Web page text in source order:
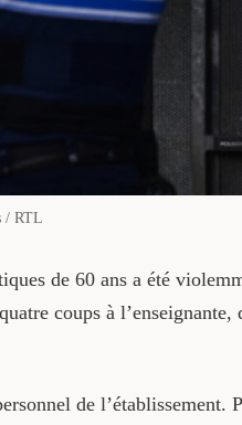
/ RTL
de 60 ans a été
coups à l’enseignante,
de l’établissement.